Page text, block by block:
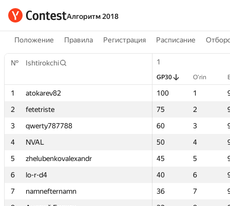
Алгоритм 2018
Положение Правила Регистрация Расписание
№ Ishtirokchi 1
GP30 O‘rin
1 atokarev82 100 1
2
fetetriste 75 2
3
qwerty787788 60 3
4
NVAL 50 4
5
zhelubenkovalexandr 45 5
6
lo-r-d4 40 6
7
namnefternamn 36 7
№ Ishtirokchi 1
GP30 O‘rin
1 atokarev82 100 1
2
fetetriste 75 2
3
qwerty787788 60 3
4
NVAL 50 4
5
zhelubenkovalexandr 45 5
6
lo-r-d4 40 6
7
namnefternamn 36 7